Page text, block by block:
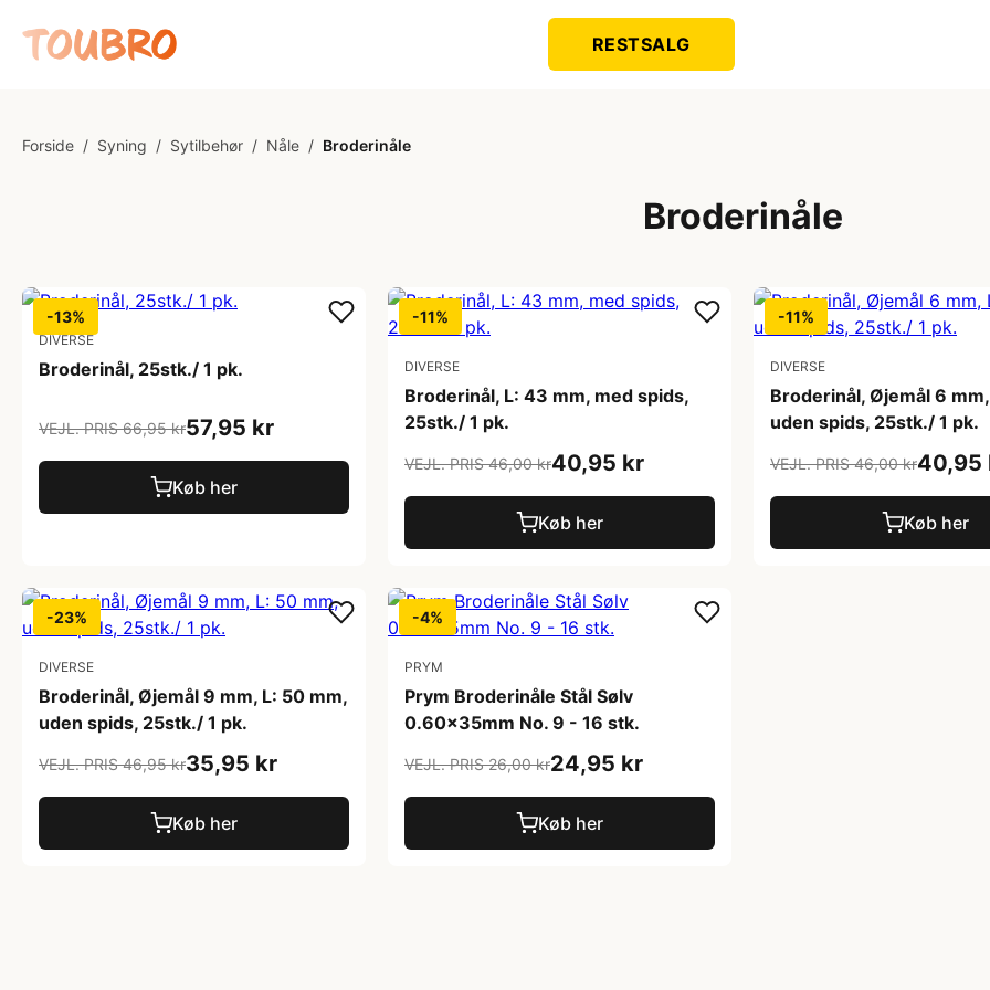
RESTSALG
Forside / Syning / Sytilbehør / Nåle / Broderinåle
Broderinåle
-13%
DIVERSE
Broderinål, 25stk./ 1 pk.
VEJL. PRIS 66,95 kr57,95 kr
Køb her
-11%
DIVERSE
Broderinål, L: 43 mm, med spids,
25stk./ 1 pk.
VEJL. PRIS 46,00 kr40,95 kr
Køb her
-11%
DIVERSE
Broderinål, Øjemål 6
uden spids, 25stk./ 1 pk.
VEJL. PRIS 46,00 kr40,95
Køb her
-23%
DIVERSE
Broderinål, Øjemål 9 mm, L: 50 mm,
uden spids, 25stk./ 1 pk.
VEJL. PRIS 46,95 kr35,95 kr
Køb her
-4%
PRYM
Prym Broderinåle Stål Sølv
0.60x35mm No. 9 - 16 stk.
VEJL. PRIS 26,00 kr24,95 kr
Køb her